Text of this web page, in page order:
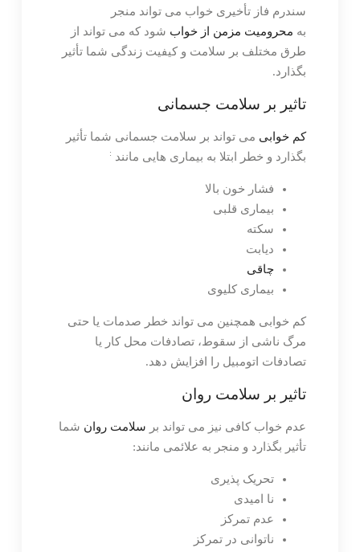
سندرم فاز تأخیری خواب می تواند منجر
به محرومیت مزمن از خواب شود که می تواند از
طرق مختلف بر سلامت و کیفیت زندگی شما تأثیر
بگذارد.
تاثیر بر سلامت جسمانی
کم خوابی می تواند بر سلامت جسمانی شما تأثیر
بگذارد و خطر ابتلا به بیماری هایی مانند :
فشار خون بالا
بیماری قلبی
سکته
دیابت
چاقی
بیماری کلیوی
کم خوابی همچنین می تواند خطر صدمات یا حتی
مرگ ناشی از سقوط، تصادفات محل کار یا
تصادفات اتومبیل را افزایش دهد.
تاثیر بر سلامت روان
عدم خواب کافی نیز می تواند بر سلامت روان شما
تأثیر بگذارد و منجر به علائمی مانند:
تحریک پذیری
نا امیدی
عدم تمرکز
ناتوانی در تمرکز